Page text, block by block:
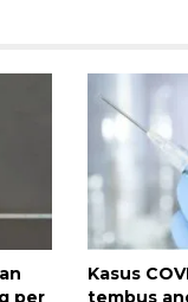
per
Kasus
tembus